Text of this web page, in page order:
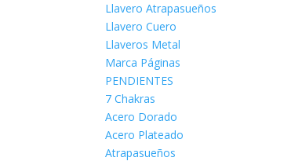
Llavero Atrapasueños
Llavero Cuero
Llaveros Metal
Marca Páginas
PENDIENTES
7 Chakras
Acero Dorado
Acero Plateado
Atrapasueños